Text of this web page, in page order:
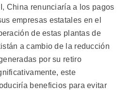
China renunciaría a los pagos
empresas estatales en el
de estas plantas de
a cambio de la reducción
por su retiro
este
beneficios para evitar